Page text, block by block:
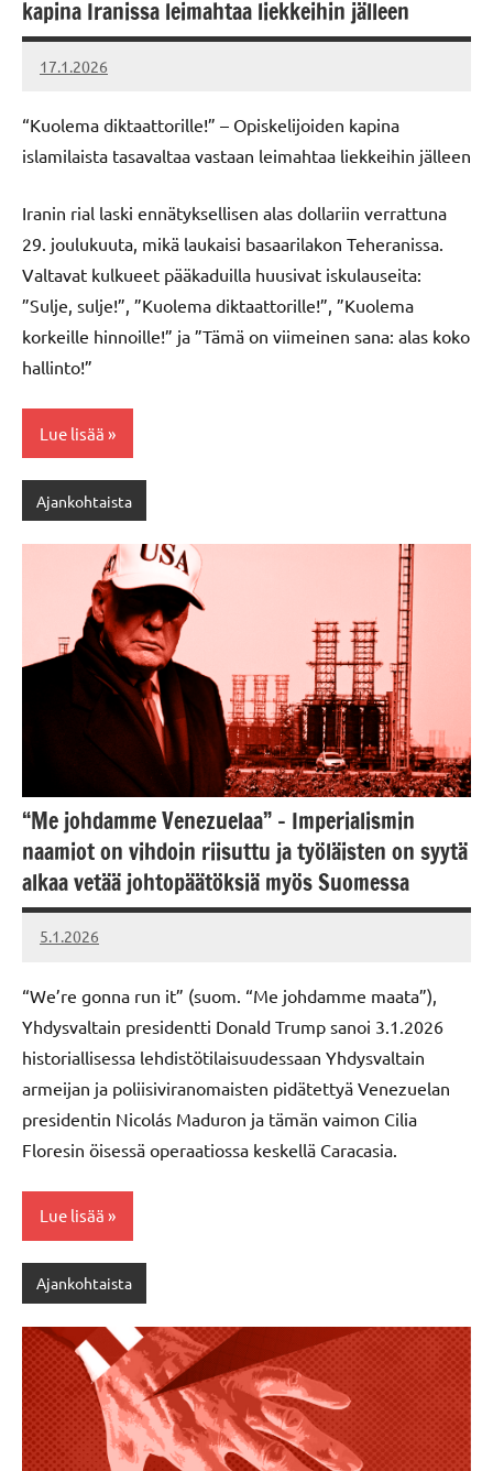
kapina Iranissa leimahtaa liekkeihin jälleen
17.1.2026
Vallankumous
“Kuolema diktaattorille!” – Opiskelijoiden kapina
islamilaista tasavaltaa vastaan leimahtaa liekkeihin jälleen
Iranin rial laski ennätyksellisen alas dollariin verrattuna ​​
29. joulukuuta, mikä laukaisi basaarilakon Teheranissa.
Valtavat kulkueet pääkaduilla huusivat iskulauseita:
”Sulje, sulje!”, ”Kuolema diktaattorille!”, ”Kuolema
korkeille hinnoille!” ja ”Tämä on viimeinen sana: alas koko
hallinto!”
Lue lisää
Ajankohtaista
“Me johdamme Venezuelaa” – Imperialismin
naamiot on vihdoin riisuttu ja työläisten on syytä
alkaa vetää johtopäätöksiä myös Suomessa
5.1.2026
Vallankumous
“We’re gonna run it” (suom. “Me johdamme maata”),
Yhdysvaltain presidentti Donald Trump sanoi 3.1.2026
historiallisessa lehdistötilaisuudessaan Yhdysvaltain
armeijan ja poliisiviranomaisten pidätettyä Venezuelan
presidentin Nicolás Maduron ja tämän vaimon Cilia
Floresin öisessä operaatiossa keskellä Caracasia.
Lue lisää
Ajankohtaista